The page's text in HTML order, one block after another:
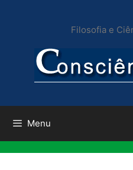
conteúdo
Filosofia e
Menu